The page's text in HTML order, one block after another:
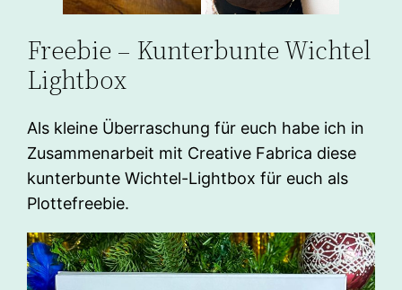
Freebie – Kunterbunte Wichtel
Lightbox
Als kleine Überraschung für euch habe ich in
Zusammenarbeit mit Creative Fabrica diese
kunterbunte Wichtel-Lightbox für euch als
Plottefreebie.